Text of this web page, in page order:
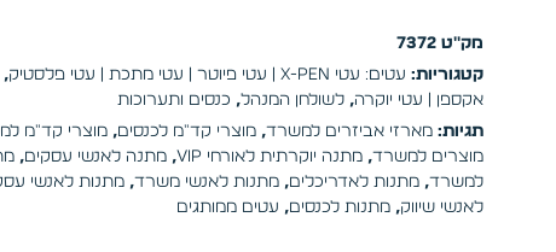
מק"ט7372
קטגוריות: עטים: עטי X-PEN | עטי פיוטר | עטי מתכת | עטי פלסטיק ,
אקספן | עטי יוקרה,לשולחן המנהל, כנסים ותערוכות
תגיות: מארזי אביזרים למשרד,מוצרי קד"מ לכנסים,מוצרי קד"מ
מוצרים למשרד,מתנה יוקרתית לאורחי VIP ,מתנה לאנשי עסקים,
למשרד,מתנות לאדריכלים,מתנות לאנשי משרד,מתנות לאנשי
לאנשי שיווק,מתנות לכנסים, עטים ממותגים